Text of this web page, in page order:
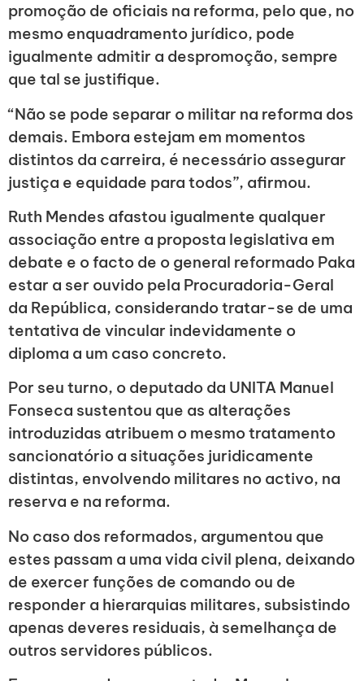
promoção de oficiais na reforma, pelo que, no
mesmo enquadramento jurídico, pode
igualmente admitir a despromoção, sempre
que tal se justifique.
“Não se pode separar o militar na reforma dos
demais. Embora estejam em momentos
distintos da carreira, é necessário assegurar
justiça e equidade para todos”, afirmou.
Ruth Mendes afastou igualmente qualquer
associação entre a proposta legislativa em
debate e o facto de o general reformado Paka
estar a ser ouvido pela Procuradoria-Geral
da República, considerando tratar-se de uma
tentativa de vincular indevidamente o
diploma a um caso concreto.
Por seu turno, o deputado da UNITA Manuel
Fonseca sustentou que as alterações
introduzidas atribuem o mesmo tratamento
sancionatório a situações juridicamente
distintas, envolvendo militares no activo, na
reserva e na reforma.
No caso dos reformados, argumentou que
estes passam a uma vida civil plena, deixando
de exercer funções de comando ou de
responder a hierarquias militares, subsistindo
apenas deveres residuais, à semelhança de
outros servidores públicos.